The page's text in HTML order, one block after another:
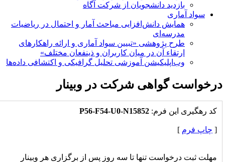
بازدید دانشجویان از شرکت آگاه
سواد آماری
همایش دانش‌افزایی مباحث آمار و احتمال در ریاضیات
مدرسه‌ای
طرح پژوهشی «تبیین سواد آماری و ارائه راهکارهای
ارتقاء آن در میان کاربران و ذینفعان مختلف»
وب‌اپلیکیشن آموزشی تحلیل گرافیکی و اکتشافی داده‌ها
گواهی شرکت در وبینار
کد رهگیرى این فرم:P56-F54-U0-N15852
چاپ فرم ]
مهلت ثبت درخواست تنها تا سه روز پس از برگزاری هر وبینار